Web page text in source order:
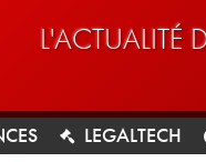
L'ACTUALITÉ
LEGALTECH